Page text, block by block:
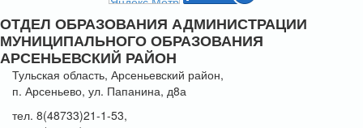
ОТДЕЛ ОБРАЗОВАНИЯ АДМИНИСТРАЦИИ
МУНИЦИПАЛЬНОГО ОБРАЗОВАНИЯ
АРСЕНЬЕВСКИЙ РАЙОН
Тульская область, Арсеньевский район,
п. Арсеньево, ул. Папанина, д8а
тел. 8(48733)21-1-53,